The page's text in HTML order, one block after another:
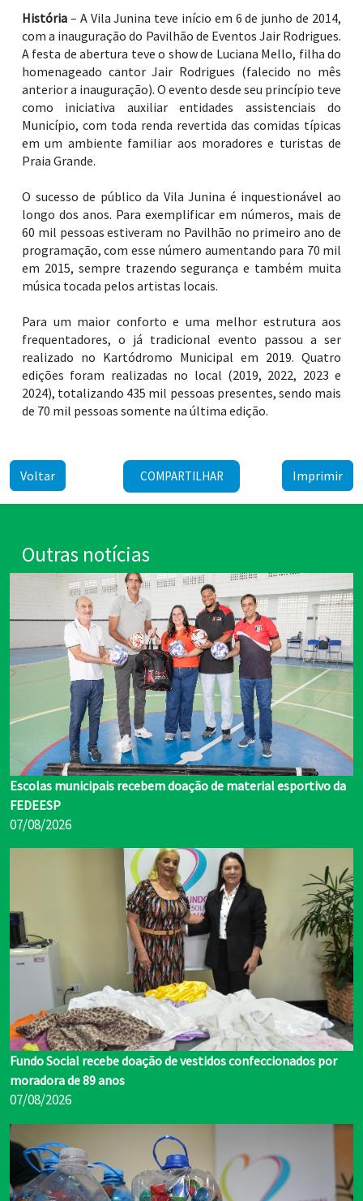
História – A Vila Junina teve início em 6 de junho de 2014,
com a inauguração do Pavilhão de Eventos Jair Rodrigues.
A festa de abertura teve o show de Luciana Mello, filha do
homenageado cantor Jair Rodrigues (falecido no mês
anterior a inauguração). O evento desde seu princípio teve
como iniciativa auxiliar entidades assistenciais do
Município, com toda renda revertida das comidas típicas
em um ambiente familiar aos moradores e turistas de
Praia Grande.
O sucesso de público da Vila Junina é inquestionável ao
longo dos anos. Para exemplificar em números, mais de
60 mil pessoas estiveram no Pavilhão no primeiro ano de
programação, com esse número aumentando para 70 mil
em 2015, sempre trazendo segurança e também muita
música tocada pelos artistas locais.
Para um maior conforto e uma melhor estrutura aos
frequentadores, o já tradicional evento passou a ser
realizado no Kartódromo Municipal em 2019. Quatro
edições foram realizadas no local (2019, 2022, 2023 e
2024), totalizando 435 mil pessoas presentes, sendo mais
de 70 mil pessoas somente na última edição.
Voltar COMPARTILHAR Imprimir
Outras notícias
Escolas municipais recebem doação de material esportivo da
FEDEESP
07/08/2026
Fundo Social recebe doação de vestidos confeccionados por
moradora de 89 anos
07/08/2026